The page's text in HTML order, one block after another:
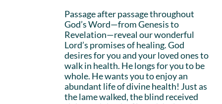
Passage after passage throughout
God’s Word—from Genesis to
Revelation—reveal our wonderful
Lord’s promises of healing. God
desires for you and your loved ones to
walk in health. He longs for you to be
whole. He wants you to enjoy an
abundant life of divine health! Just as
the lame walked, the blind received